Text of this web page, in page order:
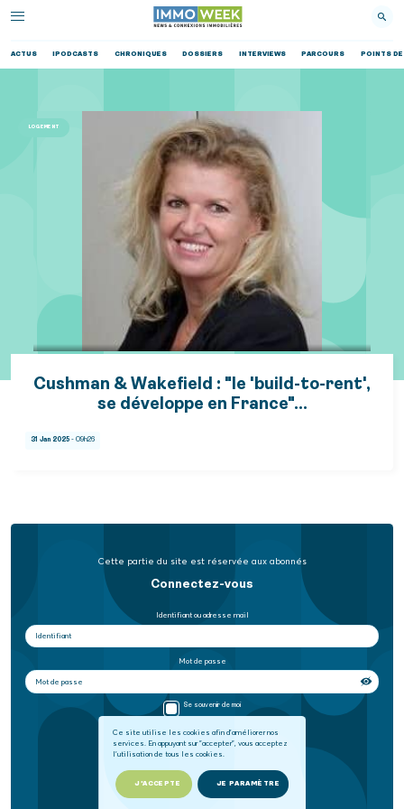
ACTUS IPODCASTS CHRONIQUES DOSSIERS INTERVIEWS PARCOURS POINTS DE
Ce site utilise les cookies afin d'améliorer nos
services. En appuyant sur "accepter", vous acceptez
l'utilisation de tous les cookies.
J'ACCEPTE JE PARAMÈTRE
LOGEMENT
Cushman & Wakefield : "le 'build-to-rent',
se développe en France"...
31 Jan 2025 - 09h26
Cette partie du site est réservée aux abonnés
Connectez-vous
Identifiant ou adresse mail
Mot de passe
Se souvenir de moi
SE CONNECTER
Mot de passe oublié